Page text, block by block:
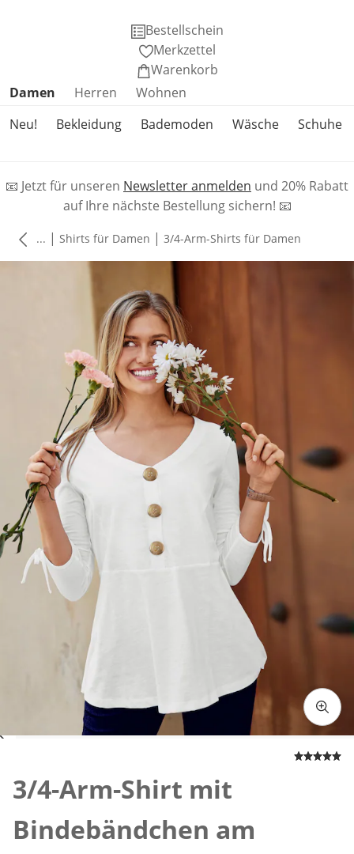
Bestellschein
Merkzettel
Warenkorb
Produktkategorien überspringen
Damen Herren
Wohnen
Neu!
Bekleidung Bademoden Wäsche Schuhe
📧 Jetzt für unseren Newsletter anmelden und 20% Rabatt
auf Ihre nächste Bestellung sichern! 📧
... | Shirts für Damen | 3/4-Arm-Shirts für Damen
3/4-Arm-Shirt mit
Bindebändchen am